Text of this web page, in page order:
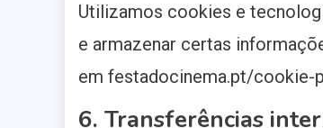
Utilizamos cookies e
e armazenar certas
em festadocinema.pt/cookie-
6. Transferências